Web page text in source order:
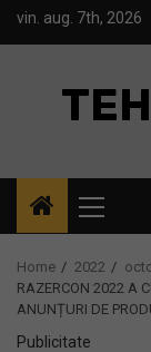
Skipvin. aug. 7th, 2026
Menu
Home 2022
RAZERCON 2022 A
ANUNȚURI DE
Publicitate